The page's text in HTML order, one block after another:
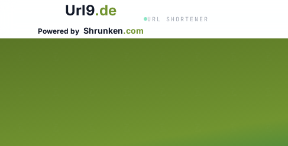
Url9.de
Powered by Shrunken.com
URL SHORTENER